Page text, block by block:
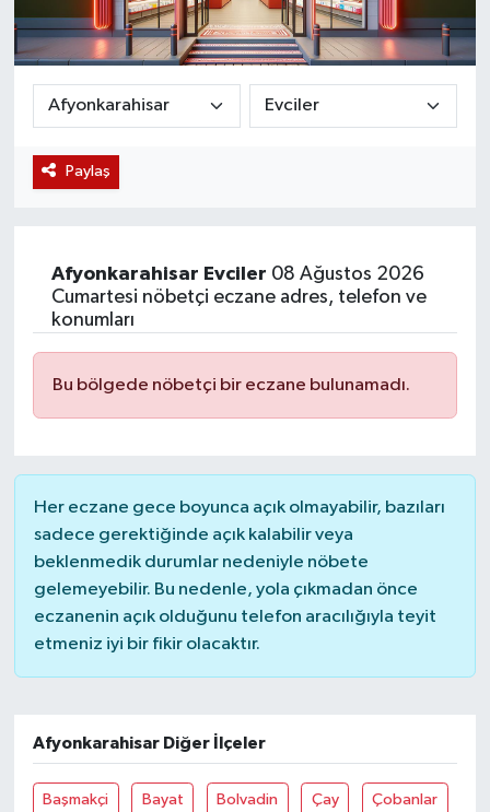
Paylaş
Afyonkarahisar Evciler 08 Ağustos 2026
Cumartesi nöbetçi eczane adres, telefon ve
konumları
Bu bölgede nöbetçi bir eczane bulunamadı.
Her eczane gece boyunca açık olmayabilir, bazıları
sadece gerektiğinde açık kalabilir veya
beklenmedik durumlar nedeniyle nöbete
gelemeyebilir. Bu nedenle, yola çıkmadan önce
eczanenin açık olduğunu telefon aracılığıyla teyit
etmeniz iyi bir fikir olacaktır.
Afyonkarahisar Diğer İlçeler
Başmakçi Bayat Bolvadin Çay Çobanlar
Magazin
Etkinlikler